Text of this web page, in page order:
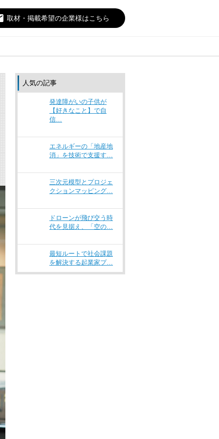
取材・掲載希望の企業様はこちら
人気の記事
発達障がいの子供が
【好きなこと】で自
信…
エネルギーの「地産地
消」を技術で支援す…
三次元模型とプロジェ
クションマッピング…
ドローンが飛び交う時
代を見据え、「空の…
最短ルートで社会課題
を解決する起業家プ…